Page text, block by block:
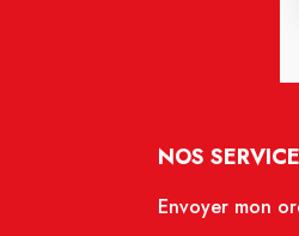
NOS
Envoyer mon